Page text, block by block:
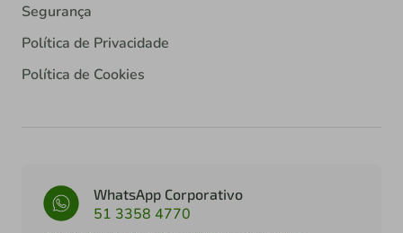
Segurança
Política de Privacidade
Política de Cookies
WhatsApp Corporativo
51 3358 4770